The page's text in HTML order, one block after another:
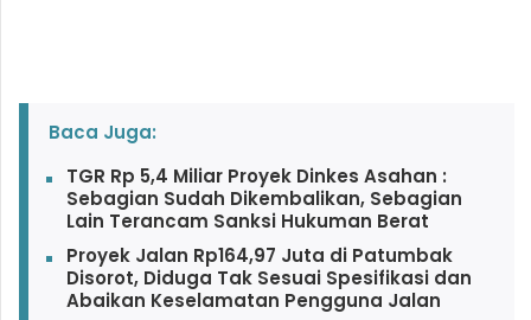
Baca Juga:
TGR Rp 5,4 Miliar Proyek Dinkes Asahan :
Sebagian Sudah Dikembalikan, Sebagian
Lain Terancam Sanksi Hukuman Berat
Proyek Jalan Rp164,97 Juta di Patumbak
Disorot, Diduga Tak Sesuai Spesifikasi dan
Abaikan Keselamatan Pengguna Jalan